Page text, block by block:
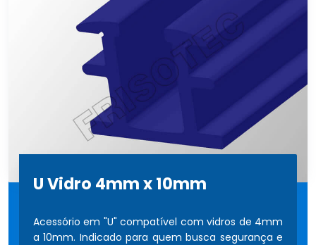
U Vidro 4mm x 10mm
Acessório em "U" compatível com vidros de 4mm
a 10mm. Indicado para quem busca segurança e